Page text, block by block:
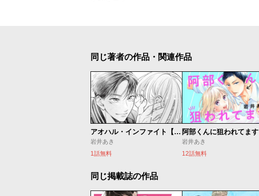
同じ著者の作品・関連作品
アオハル・インファイト【後編】
岩井あき
1話無料
阿部くんに狙われてます
岩井あき
12話無料
同じ掲載誌の作品